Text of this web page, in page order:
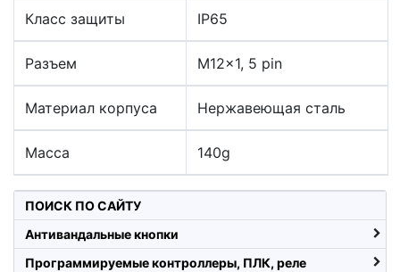
Класс защиты IP65
Разъем M12x1, 5 pin
Материал корпуса Нержавеющая сталь
Масса 140g
ПОИСК ПО САЙТУ
Антивандальные кнопки
Программируемые контроллеры, ПЛК, реле